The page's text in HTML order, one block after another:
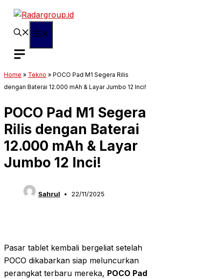
Langsung
Home » Tekno » POCO Pad M1 Segera Rilis
dengan Baterai 12.000 mAh & Layar Jumbo 12 Inci!
POCO Pad M1 Segera
Rilis dengan Baterai
12.000 mAh & Layar
Jumbo 12 Inci!
Sahrul 22/11/2025
Pasar tablet kembali bergeliat setelah
POCO dikabarkan siap meluncurkan
perangkat terbaru mereka, POCO Pad